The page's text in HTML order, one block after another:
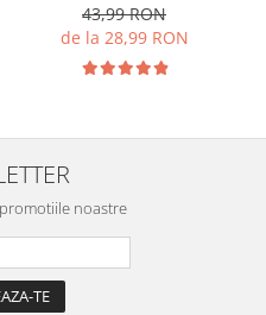
43,99 RON
de la 28,99 RON
noastre